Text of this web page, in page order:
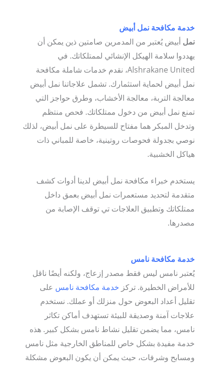
خدمة مكافحة نمل أبيض
نمل أبيض يُعتبر من المدمرين صامتين ذين يمكن أن
يهددوا سلامة الهيكل الإنشائي لممتلكاتك. في
Alshrakane United، نقدم خدمات شاملة مكافحة
نمل أبيض لحماية استثمارك. تشمل علاجاتنا نمل أبيض
معالجة التربة، معالجة الأخشاب، وطرق حواجز التي
تمنع نمل أبيض من دخول ممتلكاتك. فحص منتظم
وتدخل المبكر هما مفتاح للسيطرة على نمل أبيض، لذلك
نوصي بجدولة فحوصات روتينية، خاصة للمباني ذات
هياكل الخشبية.
يستخدم خبراء مكافحة نمل أبيض لدينا أدوات كشف
متقدمة لتحديد مستعمرات نمل أبيض بعمق داخل
ممتلكاتك وتطبيق العلاجات تي توقف الإصابة من
مصدرها.
خدمة مكافحة نامس
يُعتبر نامس ليس فقط مصدر إزعاج، ولكنه أيضًا ناقل
للأمراض الخطيرة. تركز خدمة مكافحة نامس على
تقليل أعداد البعوض حول منزلك أو عملك. نستخدم
علاجات آمنة وصديقة للبيئة تستهدف أماكن تكاثر
نامس، مما يضمن تقليل نشاط نامس بشكل كبير. هذه
خدمة مفيدة بشكل خاص للمناطق الخارجية مثل نامس
ومسابح وشرفات، حيث يمكن أن يكون البعوض مشكلة